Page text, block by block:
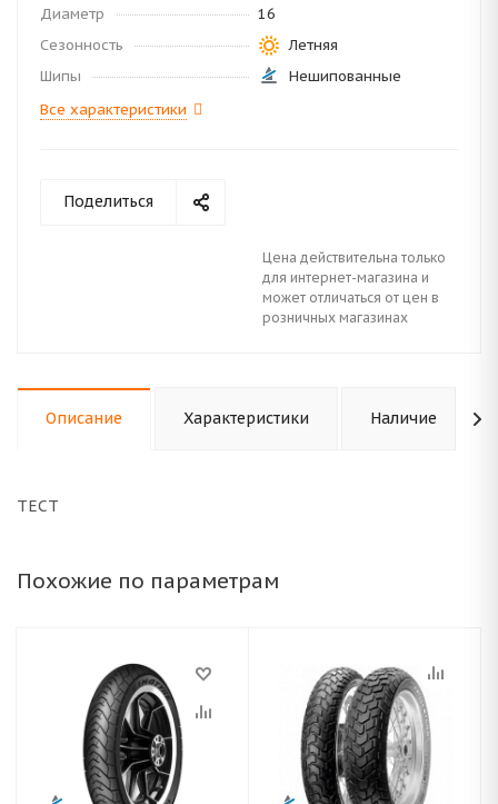
Диаметр
16
Сезонность
Летняя
Шипы
Нешипованные
Все характеристики
Поделиться
Цена действительна только
для интернет-магазина и
может отличаться от цен в
розничных магазинах
Описание Характеристики Наличие
ТЕСТ
Похожие по параметрам